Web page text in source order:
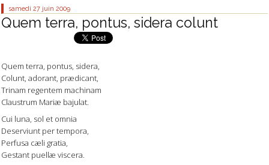
samedi 27 juin 2009
Quem terra, pontus, sidera colunt
Quem terra, pontus, sidera,
Colunt, adorant, prædicant,
Trinam regentem machinam
Claustrum Mariæ bajulat.
Cui luna, sol et omnia
Deserviunt per tempora,
Perfusa cæli gratia,
Gestant puellæ viscera.